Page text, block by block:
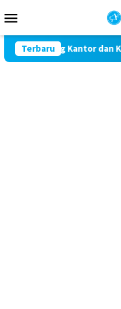
ke
Mobile
Terbaru
Kantor dan